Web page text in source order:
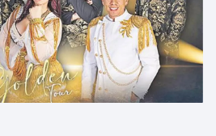
Gobierno una comisión
de la AP-9